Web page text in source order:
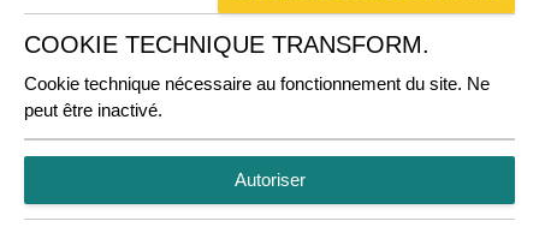
COOKIE TECHNIQUE TRANSFORM.
Cookie technique nécessaire au fonctionnement du site. Ne
peut être inactivé.
Autoriser